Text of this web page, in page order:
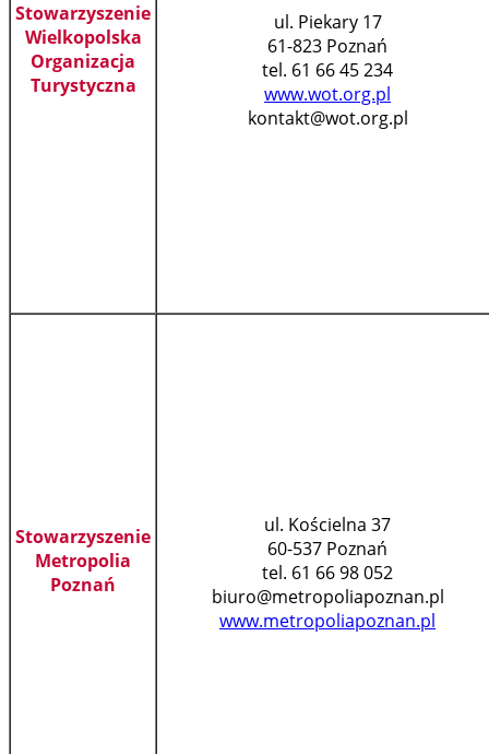
Stowarzyszenie
Wielkopolska
Organizacja
Turystyczna
ul. Piekary 17
61-823 Poznań
tel. 61 66 45 234
www.wot.org.pl
kontakt@wot.org.pl
Stowarzyszenie
Metropolia
Poznań
ul. Kościelna 37
60-537 Poznań
tel. 61 66 98 052
biuro@metropoliapoznan.pl
www.metropoliapoznan.pl